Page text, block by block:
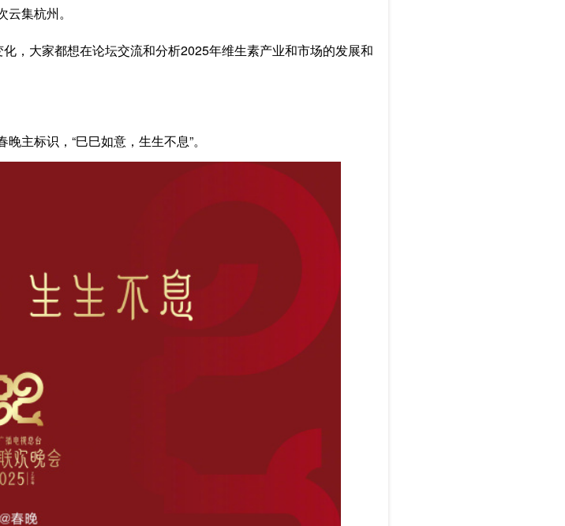
集杭州。
，大家都想在论坛交流和分析2025年维生素产业和市场的发展和
主标识，“巳巳如意，生生不息”。